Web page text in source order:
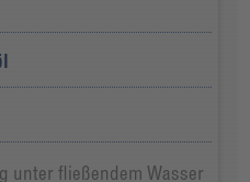
unter fließendem Wasser